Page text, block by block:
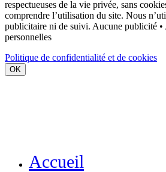
respectueuses de la vie privée, sans
comprendre l’utilisation du site. Nous
publicitaire ni de suivi. Aucune publicité •
personnelles
Politique de confidentialité et de cookies
OK
Accueil